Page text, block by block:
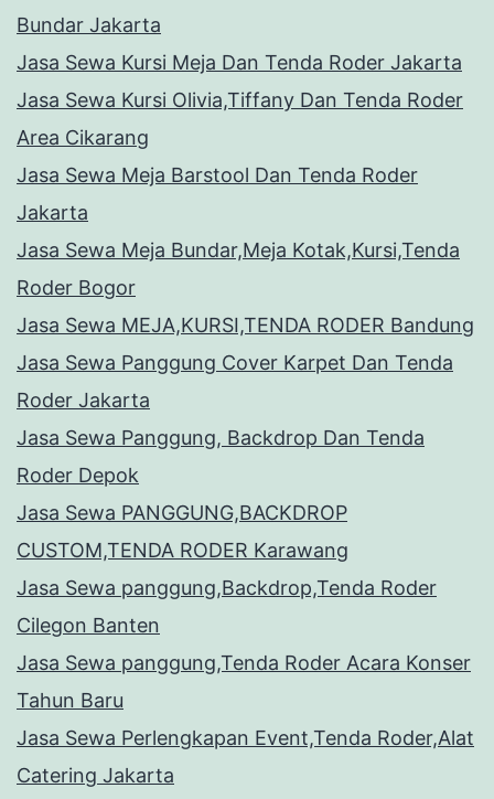
Bundar Jakarta
Jasa Sewa Kursi Meja Dan Tenda Roder Jakarta
Jasa Sewa Kursi Olivia,Tiffany Dan Tenda Roder
Area Cikarang
Jasa Sewa Meja Barstool Dan Tenda Roder
Jakarta
Jasa Sewa Meja Bundar,Meja Kotak,Kursi,Tenda
Roder Bogor
Jasa Sewa MEJA,KURSI,TENDA RODER Bandung
Jasa Sewa Panggung Cover Karpet Dan Tenda
Roder Jakarta
Jasa Sewa Panggung, Backdrop Dan Tenda
Roder Depok
Jasa Sewa PANGGUNG,BACKDROP
CUSTOM,TENDA RODER Karawang
Jasa Sewa panggung,Backdrop,Tenda Roder
Cilegon Banten
Jasa Sewa panggung,Tenda Roder Acara Konser
Tahun Baru
Jasa Sewa Perlengkapan Event,Tenda Roder,Alat
Catering Jakarta